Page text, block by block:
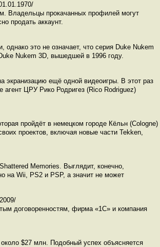
Владельцы прокачанных профилей могут
продать аккаунт.
это не означает, что серия Duke Nukem
Nukem 3D, вышедшей в 1996 году.
ещё одной видеоигры. В этот раз
ЦРУ Рико Родригез (Rico Rodriguez)
пройдёт в немецком городе Кёльн (Cologne)
проектов, включая новые части Tekken,
Memories. Выглядит, конечно,
на Wii, PS2 и PSP, а значит не может
договоренностям, фирма «1С» и компания
$27 млн. Подобный успех объясняется